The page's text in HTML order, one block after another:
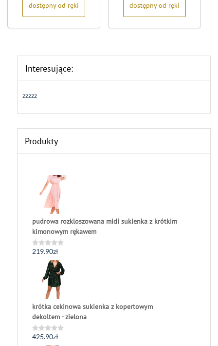
dostępny od ręki dostępny od ręki
Interesujące:
zzzzz
Produkty
pudrowa rozkloszowana midi sukienka z krótkim
kimonowym rękawem
Oceniono
219.90zł
krótka cekinowa sukienka z kopertowym
dekoltem - zielona
Oceniono
425.90zł